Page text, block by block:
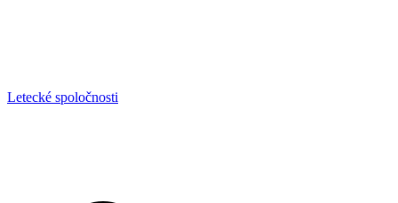
Letecké spoločnosti